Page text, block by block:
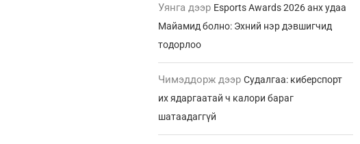
Уянга дээр Esports Awards 2026 анх удаа
Майамид болно: Эхний нэр дэвшигчид
тодорлоо
Чимэддорж дээрСудалгаа: киберспорт
их ядаргаатай ч калори бараг
шатаадаггүй